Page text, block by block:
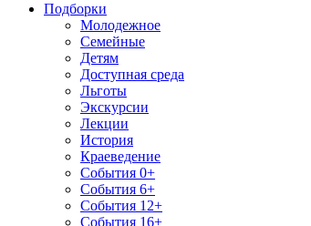
Подборки
Молодежное
Семейные
Детям
Доступная среда
Льготы
Экскурсии
Лекции
История
Краеведение
События 0+
События 6+
События 12+
События 16+